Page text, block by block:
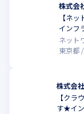
※現在90名で構
※ご経験やご希
株式会
【ネ
インフ
ネット
東京都
株式会
【クラ
す★イ